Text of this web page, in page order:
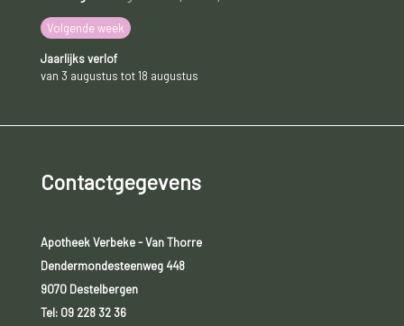
Volgende week
Jaarlijks verlof
van 3 augustus tot 18 augustus
Contactgegevens
Apotheek Verbeke - Van Thorre
Dendermondesteenweg 448
9070 Destelbergen
Tel: 09 228 32 36